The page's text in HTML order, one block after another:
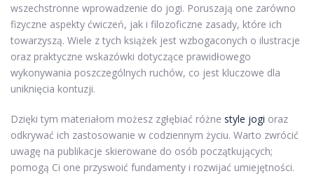
wszechstronne wprowadzenie do jogi. Poruszają one zarówno
fizyczne aspekty ćwiczeń, jak i filozoficzne zasady, które ich
towarzyszą. Wiele z tych książek jest wzbogaconych o ilustracje
oraz praktyczne wskazówki dotyczące prawidłowego
wykonywania poszczególnych ruchów, co jest kluczowe dla
uniknięcia kontuzji.
Dzięki tym materiałom możesz zgłębiać różne style jogi oraz
odkrywać ich zastosowanie w codziennym życiu. Warto zwrócić
uwagę na publikacje skierowane do osób początkujących;
pomogą Ci one przyswoić fundamenty i rozwijać umiejętności.